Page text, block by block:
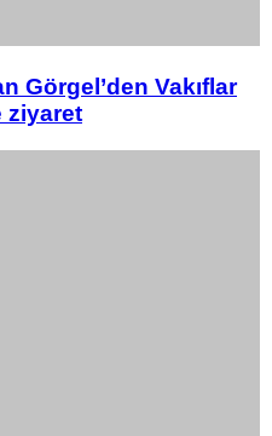
Görgel’den Vakıflar
ziyaret